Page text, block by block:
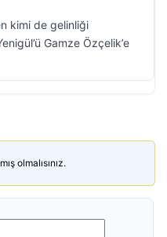
kimi de gelinliği
Gamze Özçelik’e
olmalısınız.